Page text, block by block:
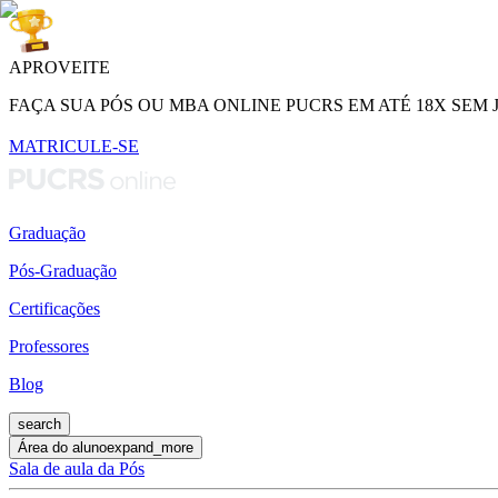
APROVEITE
FAÇA SUA PÓS OU MBA ONLINE PUCRS EM ATÉ 18X SEM
MATRICULE-SE
Graduação
Pós-Graduação
Certificações
Professores
Blog
search
Área do alunoexpand_more
Sala de aula da Pós